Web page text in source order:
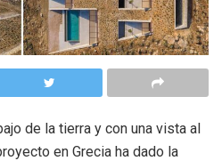
de la tierra y con una vista al
en Grecia ha dado la